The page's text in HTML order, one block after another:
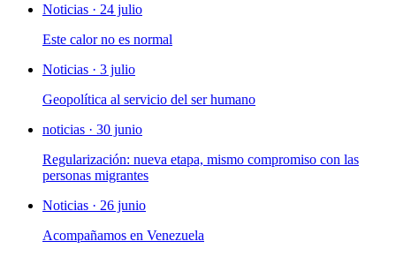
Noticias · 24 julio
Este calor no es normal
Noticias · 3 julio
Geopolítica al servicio del ser humano
noticias · 30 junio
Regularización: nueva etapa, mismo compromiso con las
personas migrantes
Noticias · 26 junio
Acompañamos en Venezuela